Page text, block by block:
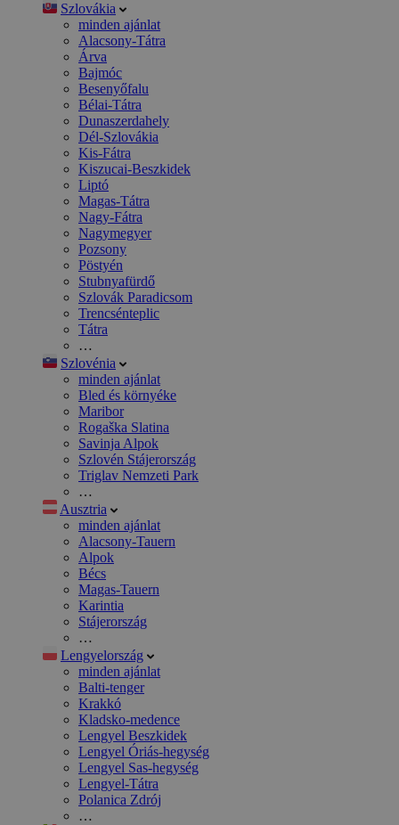
Szlovákia
minden ajánlat
Alacsony-Tátra
Árva
Bajmóc
Besenyőfalu
Bélai-Tátra
Dunaszerdahely
Dél-Szlovákia
Kis-Fátra
Kiszucai-Beszkidek
Liptó
Magas-Tátra
Nagy-Fátra
Nagymegyer
Pozsony
Pöstyén
Stubnyafürdő
Szlovák Paradicsom
Trencsénteplic
Tátra
…
Szlovénia
minden ajánlat
Bled és környéke
Maribor
Rogaška Slatina
Savinja Alpok
Szlovén Stájerország
Triglav Nemzeti Park
…
Ausztria
minden ajánlat
Alacsony-Tauern
Alpok
Bécs
Magas-Tauern
Karintia
Stájerország
…
Lengyelország
minden ajánlat
Balti-tenger
Krakkó
Kladsko-medence
Lengyel Beszkidek
Lengyel Óriás-hegység
Lengyel Sas-hegység
Lengyel-Tátra
Polanica Zdrój
…